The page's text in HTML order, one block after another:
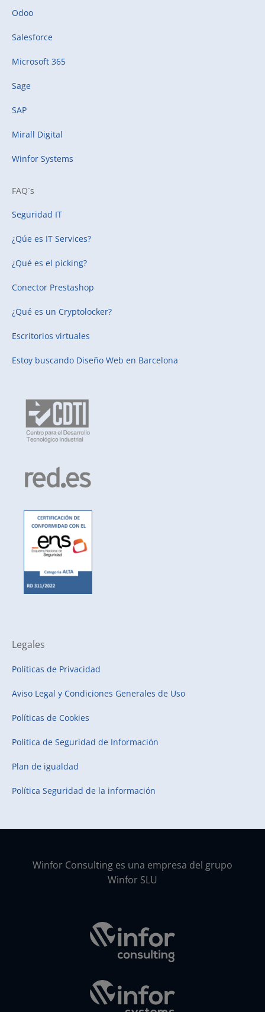
Odoo
Salesforce
Microsoft 365
Sage
SAP
Mirall Digital
Winfor Systems
FAQ´s
Seguridad IT
¿Qúe es IT Services?
¿Qué es el picking?
Conector Prestashop
¿Qué es un Cryptolocker?
Escritorios virtuales
Estoy buscando Diseño Web en Barcelona
Legales
Políticas de Privacidad
Aviso Legal y Condiciones Generales de Uso
Políticas de Cookies
Politica de Seguridad de Información
Plan de igualdad
Política Seguridad de la información
Winfor Consulting es una empresa del grupo
Winfor SLU